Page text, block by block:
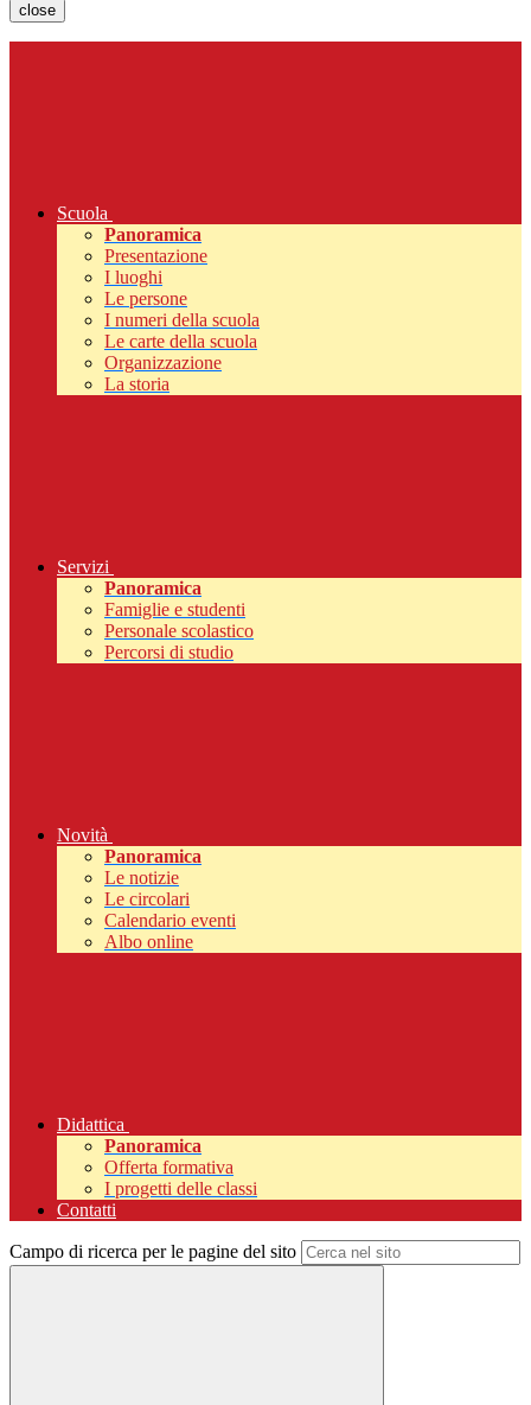
close
Scuola
Panoramica
Presentazione
I luoghi
Le persone
I numeri della scuola
Le carte della scuola
Organizzazione
La storia
Servizi
Panoramica
Famiglie e studenti
Personale scolastico
Percorsi di studio
Novità
Panoramica
Le notizie
Le circolari
Calendario eventi
Albo online
Didattica
Panoramica
Offerta formativa
I progetti delle classi
Contatti
Campo di ricerca per le pagine del sito